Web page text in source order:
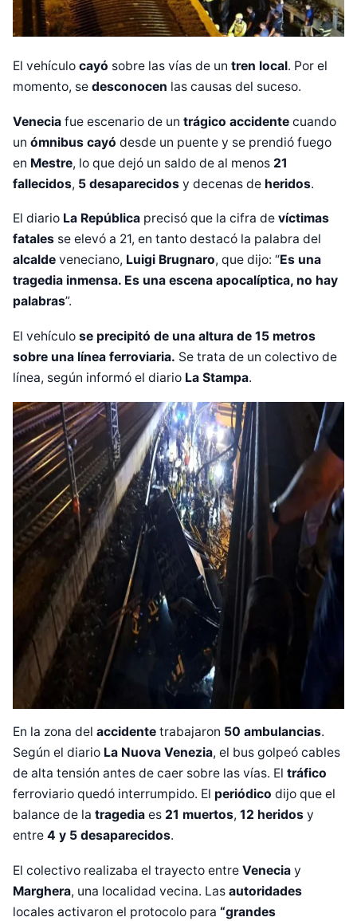
El vehículo cayó sobre las vías de un tren local. Por el
momento, se desconocen las causas del suceso.
Venecia fue escenario de un trágico accidente cuando
un ómnibus cayó desde un puente y se prendió fuego
en Mestre, lo que dejó un saldo de al menos 21
fallecidos, 5 desaparecidos y decenas de heridos.
El diario La República precisó que la cifra de víctimas
fatales se elevó a 21, en tanto destacó la palabra del
alcalde veneciano, Luigi Brugnaro, que dijo: “Es una
tragedia inmensa. Es una escena apocalíptica, no hay
palabras”.
El vehículo se precipitó de una altura de 15 metros
sobre una línea ferroviaria. Se trata de un colectivo de
línea, según informó el diario La Stampa.
En la zona del accidente trabajaron 50 ambulancias.
Según el diario La Nuova Venezia, el bus golpeó cables
de alta tensión antes de caer sobre las vías. El tráfico
ferroviario quedó interrumpido. El periódico dijo que el
balance de la tragedia es 21 muertos, 12 heridos y
entre 4 y 5 desaparecidos.
El colectivo realizaba el trayecto entre Venecia y
Marghera, una localidad vecina. Las autoridades
locales activaron el protocolo para “grandes